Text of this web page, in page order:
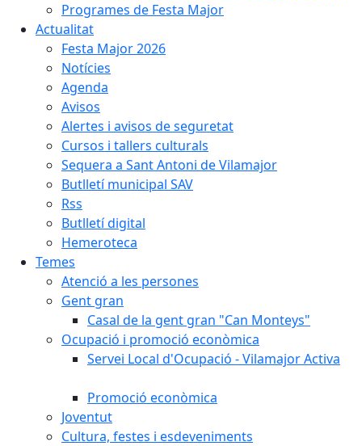
Programes de Festa Major
Actualitat
Festa Major 2026
Notícies
Agenda
Avisos
Alertes i avisos de seguretat
Cursos i tallers culturals
Sequera a Sant Antoni de Vilamajor
Butlletí municipal SAV
Rss
Butlletí digital
Hemeroteca
Temes
Atenció a les persones
Gent gran
Casal de la gent gran "Can Monteys"
Ocupació i promoció econòmica
Servei Local d'Ocupació - Vilamajor Activa
Promoció econòmica
Joventut
Cultura, festes i esdeveniments